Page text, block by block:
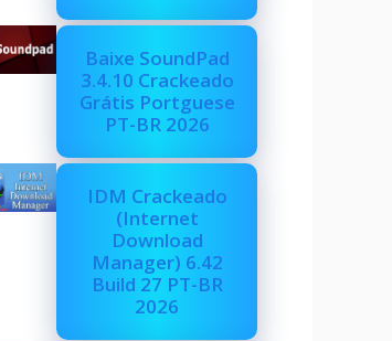
Baixe SoundPad
3.4.10 Crackeado
Grátis Portguese
PT-BR 2026
IDM Crackeado
(Internet
Download
Manager) 6.42
Build 27 PT-BR
2026